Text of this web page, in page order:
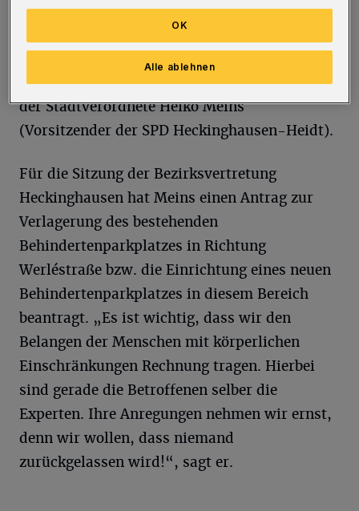
und sich neben einer Apotheke auch weitere
Geschäfte befinden. Der aktuelle
Haunummer 188 ist zu weit entfernt“, erklärt
der Stadtverordnete Heiko Meins
(Vorsitzender der SPD Heckinghausen-Heidt).
Für die Sitzung der Bezirksvertretung
Heckinghausen hat Meins einen Antrag zur
Verlagerung des bestehenden
Behindertenparkplatzes in Richtung
Werléstraße bzw. die Einrichtung eines neuen
Behindertenparkplatzes in diesem Bereich
beantragt. „Es ist wichtig, dass wir den
Belangen der Menschen mit körperlichen
Einschränkungen Rechnung tragen. Hierbei
sind gerade die Betroffenen selber die
Experten. Ihre Anregungen nehmen wir ernst,
denn wir wollen, dass niemand
zurückgelassen wird!“, sagt er.
Alle ablehnen
OK